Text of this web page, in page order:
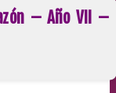
– Año VII –